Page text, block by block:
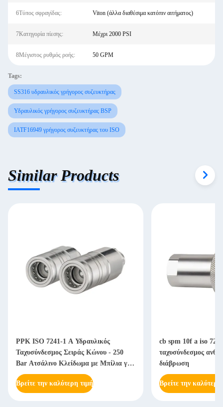
6Τύπος σφραγίδας: Viton (άλλα διαθέσιμα κατόπιν αιτήματος)
7Κατηγορία πίεσης: Μέχρι 2000 PSI
8Μέγιστος ρυθμός ροής: 50 GPM
Tags:
SS316 υδραυλικός γρήγορος συζευκτήρας
Υδραυλικός γρήγορος συζευκτήρας BSP
IATF16949 γρήγορος συζευκτήρας του ISO
Similar Products
PPK ISO 7241-1 A Υδραυλικός
Ταχυσύνδεσμος Σειράς Κώνου - 250
Bar Ατσάλινο Κλείδωμα με Μπίλια για
Βαριά Μηχανήματα
Βρείτε την καλύτερη τιμή
cb spm 10f a iso
ταχυσύνδεσμος
διάβρωση
Βρείτε την καλύτερη